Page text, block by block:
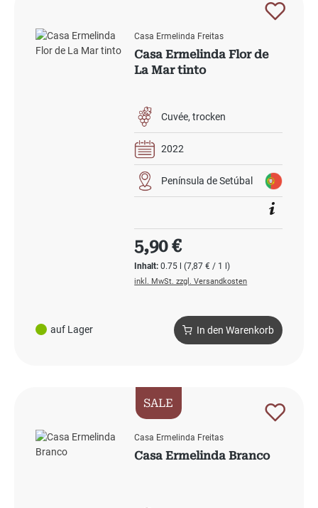
auf Lager
Casa Ermelinda Freitas
Casa Ermelinda Flor de
La Mar tinto
Cuvée trocken
2022
Península de Setúbal
Inhalt:0.75 l(7,87 € / 1 l)
Regulärer Preis:
5,90 €
inkl. MwSt. zzgl. Versandkosten
In den Warenkorb
SALE
Casa Ermelinda Freitas
Casa Ermelinda Branco